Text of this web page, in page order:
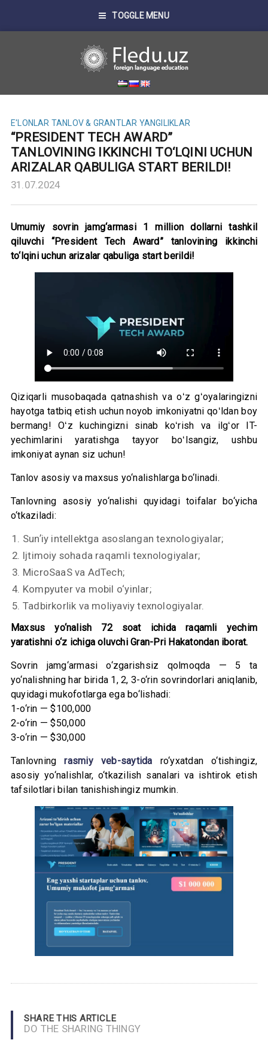
TOGGLE MENU
E'LONLAR TANLOV & GRANTLAR YANGILIKLAR
“PRESIDENT TECH AWARD”
TANLOVINING IKKINCHI TO‘LQINI UCHUN
ARIZALAR QABULIGA START BERILDI!
31.07.2024
Umumiy sovrin jamg‘armasi 1 million dollarni tashkil
qiluvchi “President Tech Award” tanlovining ikkinchi
to‘lqini uchun arizalar qabuliga start berildi!
Qiziqarli musobaqada qatnashish va oʻz gʻoyalaringizni
hayotga tatbiq etish uchun noyob imkoniyatni qoʻldan boy
bermang! Oʻz kuchingizni sinab koʻrish va ilgʻor IT-
yechimlarini yaratishga tayyor boʻlsangiz, ushbu
imkoniyat aynan siz uchun!
Tanlov asosiy va maxsus yo‘nalishlarga bo‘linadi.
Tanlovning asosiy yo‘nalishi quyidagi toifalar bo‘yicha
o‘tkaziladi:
Sunʼiy intellektga asoslangan texnologiyalar;
Ijtimoiy sohada raqamli texnologiyalar;
MicroSaaS va AdTech;
Kompyuter va mobil o‘yinlar;
Tadbirkorlik va moliyaviy texnologiyalar.
Maxsus yo‘nalish 72 soat ichida raqamli yechim
yaratishni o‘z ichiga oluvchi Gran-Pri Hakatondan iborat.
Sovrin jamg‘armasi o‘zgarishsiz qolmoqda — 5 ta
yo‘nalishning har birida 1, 2, 3-o‘rin sovrindorlari aniqlanib,
quyidagi mukofotlarga ega bo‘lishadi:
1-o‘rin — $100,000
2-o‘rin — $50,000
3-o‘rin — $30,000
Tanlovning rasmiy veb-saytida ro‘yxatdan o‘tishingiz,
asosiy yo‘nalishlar, o‘tkazilish sanalari va ishtirok etish
tafsilotlari bilan tanishishingiz mumkin.
SHARE THIS ARTICLE
DO THE SHARING THINGY